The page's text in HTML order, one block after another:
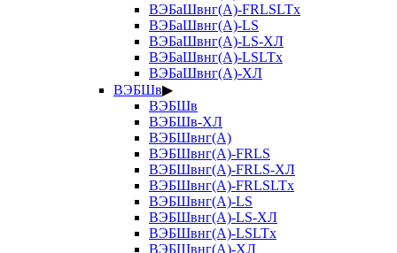
ВЭБаШвнг(А)-FRLSLTx
ВЭБаШвнг(А)-LS
ВЭБаШвнг(А)-LS-ХЛ
ВЭБаШвнг(А)-LSLTx
ВЭБаШвнг(А)-ХЛ
ВЭБШв▶
ВЭБШв
ВЭБШв-ХЛ
ВЭБШвнг(А)
ВЭБШвнг(А)-FRLS
ВЭБШвнг(А)-FRLS-ХЛ
ВЭБШвнг(А)-FRLSLTx
ВЭБШвнг(А)-LS
ВЭБШвнг(А)-LS-ХЛ
ВЭБШвнг(А)-LSLTx
ВЭБШвнг(А)-ХЛ